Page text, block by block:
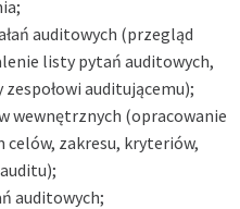
auditowych (przegląd
listy pytań auditowych,
auditującemu);
wewnętrznych (opracowanie
celów, zakresu, kryteriów,
auditowych;